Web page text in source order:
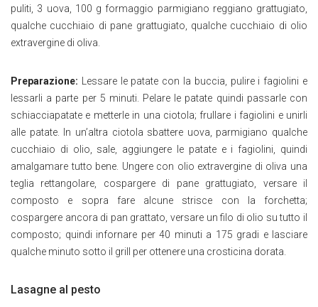
puliti, 3 uova, 100 g formaggio parmigiano reggiano grattugiato,
qualche cucchiaio di pane grattugiato, qualche cucchiaio di olio
extravergine di oliva.
Preparazione: Lessare le patate con la buccia, pulire i fagiolini e
lessarli a parte per 5 minuti. Pelare le patate quindi passarle con
schiacciapatate e metterle in una ciotola; frullare i fagiolini e unirli
alle patate. In un’altra ciotola sbattere uova, parmigiano qualche
cucchiaio di olio, sale, aggiungere le patate e i fagiolini, quindi
amalgamare tutto bene. Ungere con olio extravergine di oliva una
teglia rettangolare, cospargere di pane grattugiato, versare il
composto e sopra fare alcune strisce con la forchetta;
cospargere ancora di pan grattato, versare un filo di olio su tutto il
composto; quindi infornare per 40 minuti a 175 gradi e lasciare
qualche minuto sotto il grill per ottenere una crosticina dorata.
Lasagne al pesto